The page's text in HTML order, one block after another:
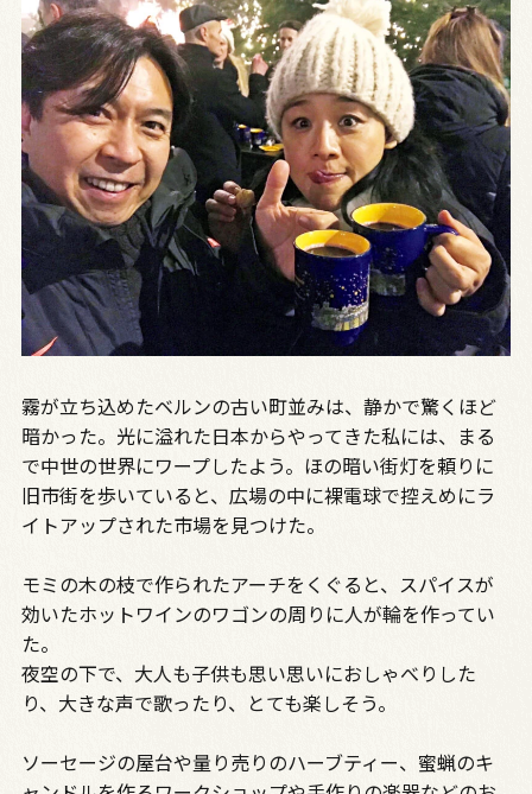
霧が立ち込めたベルンの古い町並みは、静かで驚くほど
暗かった。光に溢れた日本からやってきた私には、まる
で中世の世界にワープしたよう。ほの暗い街灯を頼りに
旧市街を歩いていると、広場の中に裸電球で控えめにラ
イトアップされた市場を見つけた。
モミの木の枝で作られたアーチをくぐると、スパイスが
効いたホットワインのワゴンの周りに人が輪を作ってい
た。
夜空の下で、大人も子供も思い思いにおしゃべりした
り、大きな声で歌ったり、とても楽しそう。
ソーセージの屋台や量り売りのハーブティー、蜜蝋のキ